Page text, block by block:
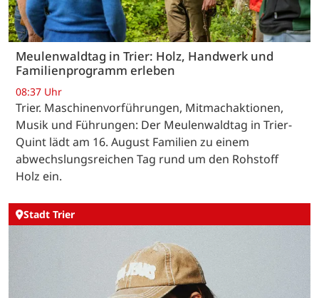
Meulenwaldtag in Trier: Holz, Handwerk und
Familienprogramm erleben
08:37 Uhr
Trier. Maschinenvorführungen, Mitmachaktionen,
Musik und Führungen: Der Meulenwaldtag in Trier-
Quint lädt am 16. August Familien zu einem
abwechslungsreichen Tag rund um den Rohstoff
Holz ein.
Stadt Trier